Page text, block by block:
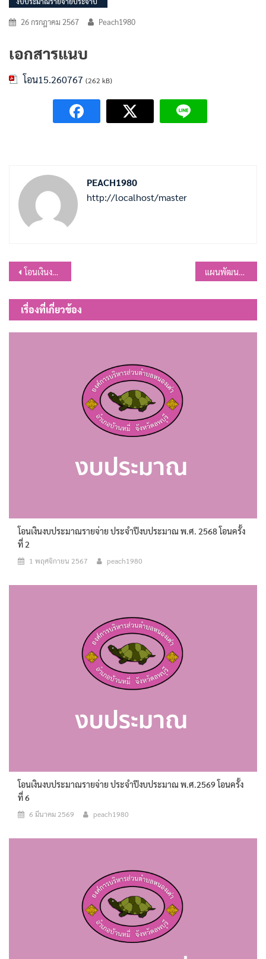
26 กรกฎาคม 2567 Peach1980
เอกสารแนบ
โอน15.260767 (262 kB)
PEACH1980
http://localhost/master
แนะแนว
เรื่อง
โอนเงินงบประมาณรายจ่าย ประจำปีงบประมาณ พ.ศ. 2567 โอนครั้งที่ 14 แผนพัฒนาท้องถิ่น แก้ไข ครั้งที่ 3/2567 พ.ศ.2566-2570
เรื่องที่เกี่ยวข้อง
โอนเงินงบประมาณรายจ่าย ประจำปีงบประมาณ พ.ศ. 2568 โอนครั้ง
ที่ 2
1 พฤศจิกายน 2567 peach1980
โอนเงินงบประมาณรายจ่าย ประจำปีงบประมาณ พ.ศ.2569 โอนครั้ง
ที่ 6
6 มีนาคม 2569 peach1980